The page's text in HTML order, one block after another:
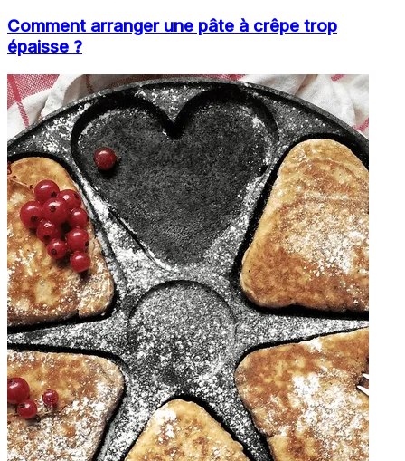
Comment arranger une pâte à crêpe trop
épaisse ?